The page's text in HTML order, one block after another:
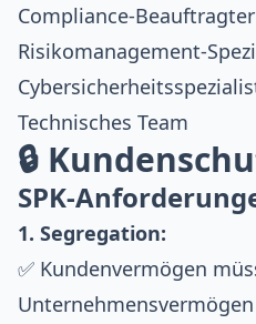
Compliance-Beauftragter
Risikomanagement-
Technisches Team
🔒
SPK-
1. Segregation:
✅ Kundenvermögen